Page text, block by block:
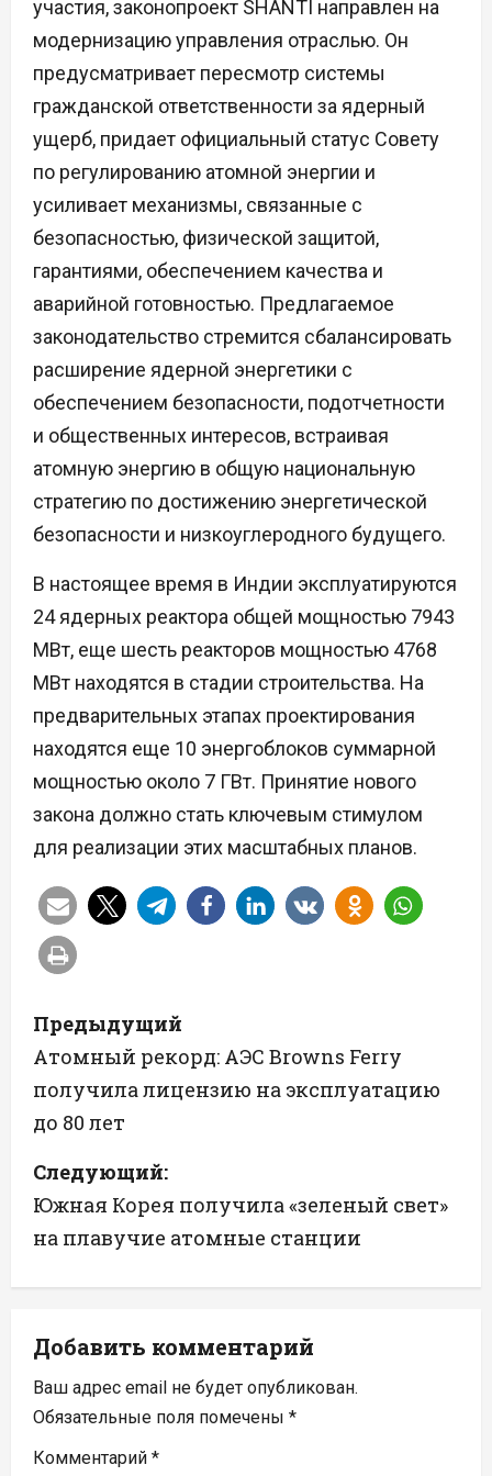
участия, законопроект SHANTI направлен на
модернизацию управления отраслью. Он
предусматривает пересмотр системы
гражданской ответственности за ядерный
ущерб, придает официальный статус Совету
по регулированию атомной энергии и
усиливает механизмы, связанные с
безопасностью, физической защитой,
гарантиями, обеспечением качества и
аварийной готовностью. Предлагаемое
законодательство стремится сбалансировать
расширение ядерной энергетики с
обеспечением безопасности, подотчетности
и общественных интересов, встраивая
атомную энергию в общую национальную
стратегию по достижению энергетической
безопасности и низкоуглеродного будущего.
В настоящее время в Индии эксплуатируются
24 ядерных реактора общей мощностью 7943
МВт, еще шесть реакторов мощностью 4768
МВт находятся в стадии строительства. На
предварительных этапах проектирования
находятся еще 10 энергоблоков суммарной
мощностью около 7 ГВт. Принятие нового
закона должно стать ключевым стимулом
для реализации этих масштабных планов.
Н
а
в
г
а
ц
и
я
п
Предыдущий
Атомный рекорд: АЭС Browns Ferry
получила лицензию на эксплуатацию
до 80 лет
Следующий:
Южная Корея получила «зеленый свет»
на плавучие атомные станции
Добавить комментарий
Ваш адрес email не будет опубликован.
Обязательные поля помечены *
Комментарий *